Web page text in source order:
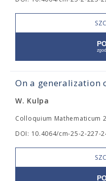
On a generalization
W. Kulpa
Colloquium Mathematicum
DOI: 10.4064/cm-25-2-227-